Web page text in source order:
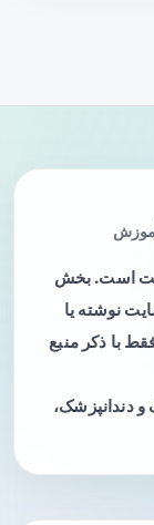
است. بخش
نوشته یا
با ذکر منبع
دندانپزشک،